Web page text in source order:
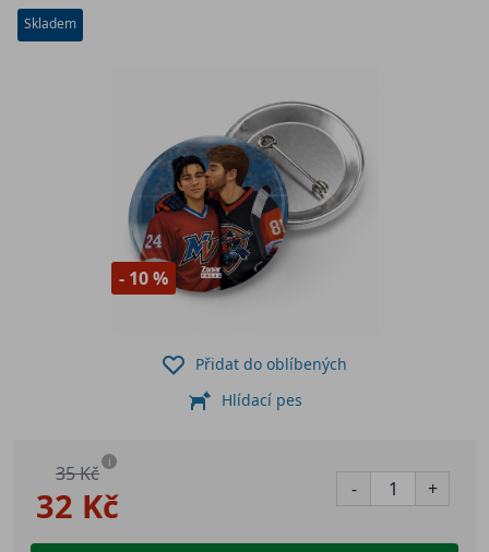
Skladem
- 10 %
32 Kč
35 Kč i
- +
Přidat do oblíbených
Hlídací pes